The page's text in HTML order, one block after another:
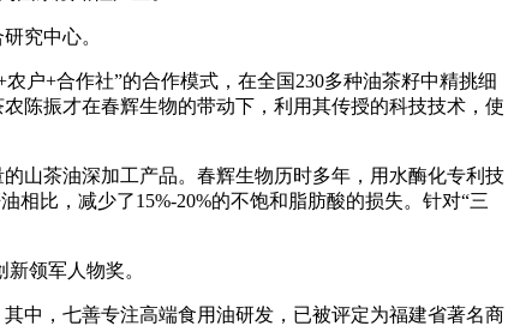
究中心。
+合作社”的合作模式，在全国230多种油茶籽中精挑细
陈振才在春辉生物的带动下，利用其传授的科技技术，使
山茶油深加工产品。春辉生物历时多年，用水酶化专利技
比，减少了15%-20%的不饱和脂肪酸的损失。针对“三
领军人物奖。
中，七善专注高端食用油研发，已被评定为福建省著名商